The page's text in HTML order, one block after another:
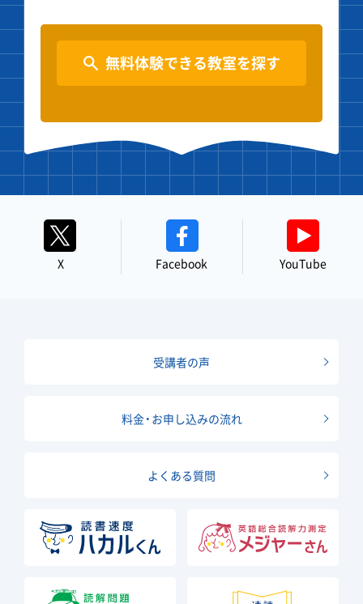
無料体験できる教室を探す
X Facebook YouTube
受講者の声
料金・お申し込みの流れ
よくある質問